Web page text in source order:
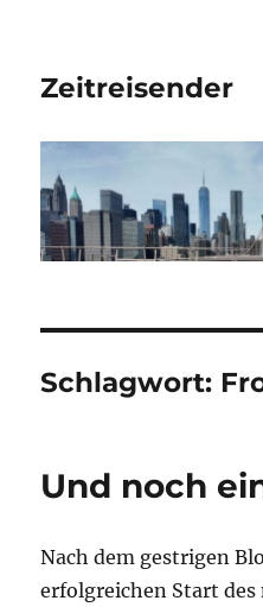
Zeitreisender
Schlagwort:
Und noch
Nach dem gestrigen
erfolgreichen Start des